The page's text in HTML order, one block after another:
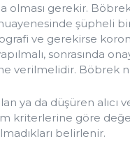
olması gerekir. Böbrek
şüpheli
ve gerekirse
sonrasında
verilmelidir. Böbrek
ya da düşüren alıcı
kriterlerine göre
belirlenir.